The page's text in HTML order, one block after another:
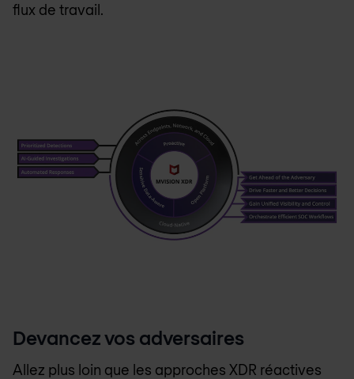
flux de travail.
Devancez vos adversaires
Allez plus loin que les approches XDR réactives